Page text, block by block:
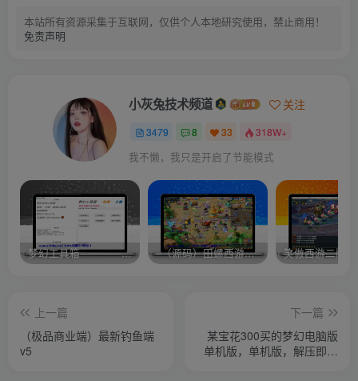
本站所有资源采集于互联网，仅供个人本地研究使用，禁止商用！
免责声明
小灰兔技术频道 关注
3479 8 33 318W+
我不懒，我只是开启了节能模式
梦幻工具箱————-免费 –（源码）田螺西游9.0 假人摆摊18门派飞升渡劫化圣助战最新BB谛听…. 笑傲西游二版-
上一篇
（极品商业端）最新钓鱼端
v5
下一篇
某宝花300买的梦幻电脑版
单机版，单机版，解压即可